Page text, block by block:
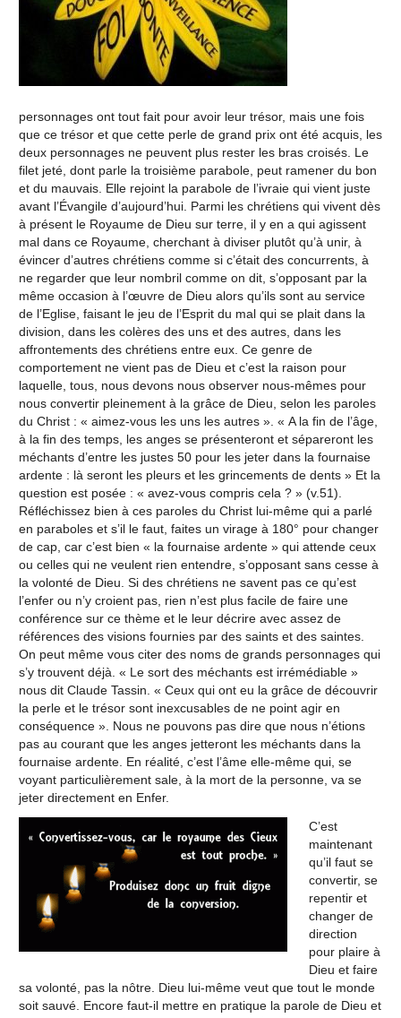
personnages ont tout fait pour avoir leur trésor, mais une fois
que ce trésor et que cette perle de grand prix ont été acquis, les
deux personnages ne peuvent plus rester les bras croisés. Le
filet jeté, dont parle la troisième parabole, peut ramener du bon
et du mauvais. Elle rejoint la parabole de l’ivraie qui vient juste
avant l’Évangile d’aujourd’hui. Parmi les chrétiens qui vivent dès
à présent le Royaume de Dieu sur terre, il y en a qui agissent
mal dans ce Royaume, cherchant à diviser plutôt qu’à unir, à
évincer d’autres chrétiens comme si c’était des concurrents, à
ne regarder que leur nombril comme on dit, s’opposant par la
même occasion à l’œuvre de Dieu alors qu’ils sont au service
de l’Eglise, faisant le jeu de l’Esprit du mal qui se plait dans la
division, dans les colères des uns et des autres, dans les
affrontements des chrétiens entre eux. Ce genre de
comportement ne vient pas de Dieu et c’est la raison pour
laquelle, tous, nous devons nous observer nous-mêmes pour
nous convertir pleinement à la grâce de Dieu, selon les paroles
du Christ : « aimez-vous les uns les autres ». « A la fin de l’âge,
à la fin des temps, les anges se présenteront et sépareront les
méchants d’entre les justes 50 pour les jeter dans la fournaise
ardente : là seront les pleurs et les grincements de dents » Et la
question est posée : « avez-vous compris cela ? » (v.51).
Réfléchissez bien à ces paroles du Christ lui-même qui a parlé
en paraboles et s’il le faut, faites un virage à 180° pour changer
de cap, car c’est bien « la fournaise ardente » qui attende ceux
ou celles qui ne veulent rien entendre, s’opposant sans cesse à
la volonté de Dieu. Si des chrétiens ne savent pas ce qu’est
l’enfer ou n’y croient pas, rien n’est plus facile de faire une
conférence sur ce thème et le leur décrire avec assez de
références des visions fournies par des saints et des saintes.
On peut même vous citer des noms de grands personnages qui
s’y trouvent déjà. « Le sort des méchants est irrémédiable »
nous dit Claude Tassin. « Ceux qui ont eu la grâce de découvrir
la perle et le trésor sont inexcusables de ne point agir en
conséquence ». Nous ne pouvons pas dire que nous n’étions
pas au courant que les anges jetteront les méchants dans la
fournaise ardente. En réalité, c’est l’âme elle-même qui, se
voyant particulièrement sale, à la mort de la personne, va se
jeter directement en Enfer.
C’est
maintenant
qu’il faut se
convertir, se
repentir et
changer de
direction
pour plaire à
Dieu et faire
sa volonté, pas la nôtre. Dieu lui-même veut que tout le monde
soit sauvé. Encore faut-il mettre en pratique la parole de Dieu et